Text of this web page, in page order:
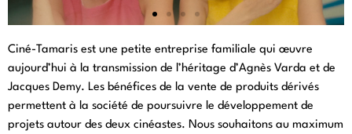
LES DEMOISELLES DE
ROCHEFORT
Delphine, viens voir, ils sont arrivés... Découvrez notre
sélection de goodies autour du film culte de Jacques Demy
!
Ciné-Tamaris est une petite entreprise familiale qui œuvre
aujourd’hui à la transmission de l’héritage d’Agnès Varda et de
Jacques Demy. Les bénéfices de la vente de produits dérivés
permettent à la société de poursuivre le développement de
projets autour des deux cinéastes. Nous souhaitons au maximum